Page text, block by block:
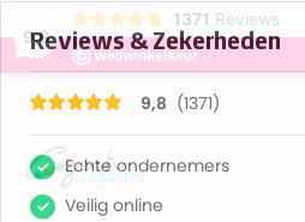
9,8
1371 Reviews